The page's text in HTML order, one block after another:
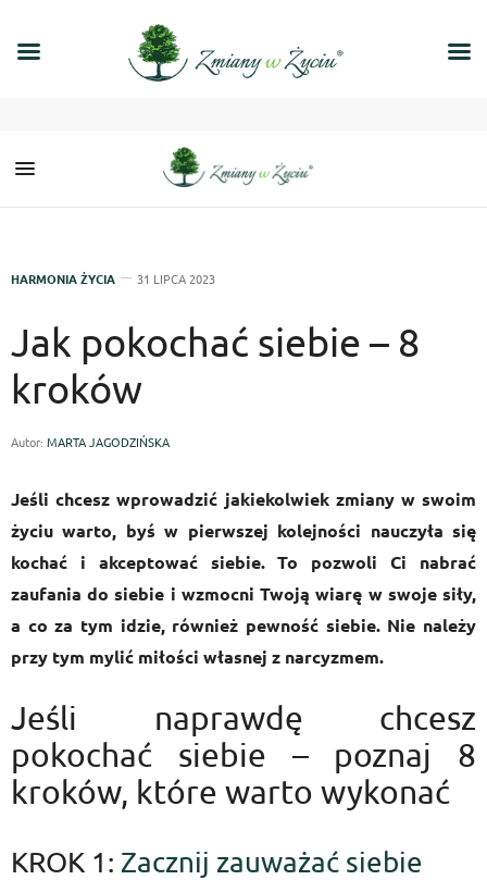
HARMONIA ŻYCIA 31 LIPCA 2023
Jak pokochać siebie – 8
kroków
Autor: MARTA JAGODZIŃSKA
Jeśli chcesz wprowadzić jakiekolwiek zmiany w swoim
życiu warto, byś w pierwszej kolejności nauczyła się
kochać i akceptować siebie. To pozwoli Ci nabrać
zaufania do siebie i wzmocni Twoją wiarę w swoje siły,
a co za tym idzie, również pewność siebie. Nie należy
przy tym mylić miłości własnej z narcyzmem.
Jeśli naprawdę chcesz
pokochać siebie – poznaj 8
kroków, które warto wykonać
KROK 1: Zacznij zauważać siebie